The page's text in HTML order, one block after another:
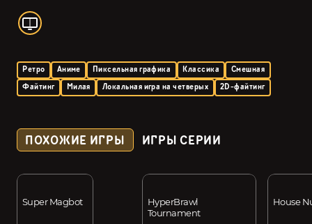
Ретро Аниме Пиксельная графика Классика
Смешная
Файтинг
Милая Локальная игра на четверых 2D-файтинг
ПОХОЖИЕ ИГРЫ ИГРЫ СЕРИИ
Super Magbot
HyperBrawl
Tournament
House